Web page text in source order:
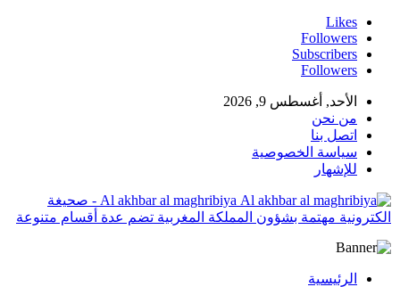
Likes
Followers
Subscribers
Followers
الأحد, أغسطس 9, 2026
من نحن
اتصل بنا
سياسة الخصوصية
للإشهار
Al akhbar al maghribiya - صحيغة
الكترونية مهتمة بشؤون المملكة المغربية تضم عدة أقسام متنوعة
الرئيسية